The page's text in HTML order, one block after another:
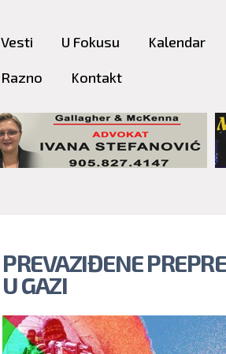
content
Vesti U Fokusu Kalendar
Razno Kontakt
PREVAZIĐENE
U GAZI